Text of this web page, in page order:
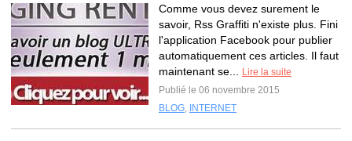
Comme vous devez surement le
savoir, Rss Graffiti n'existe plus. Fini
l'application Facebook pour publier
automatiquement ces articles. Il faut
maintenant se...
Lire la suite
Publié le 06 novembre 2015
BLOG, INTERNET